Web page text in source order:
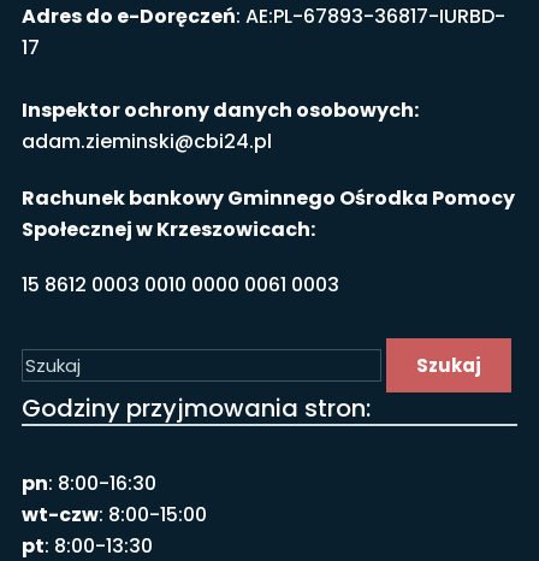
Adres do e-Doręczeń: AE:PL-67893-36817-IURBD-
17
Inspektor ochrony danych osobowych:
adam.zieminski@cbi24.pl
Rachunek bankowy Gminnego Ośrodka Pomocy
Społecznej w Krzeszowicach:
15 8612 0003 0010 0000 0061 0003
Szukaj
Godziny przyjmowania stron:
pn: 8:00-16:30
wt-czw: 8:00-15:00
pt: 8:00-13:30